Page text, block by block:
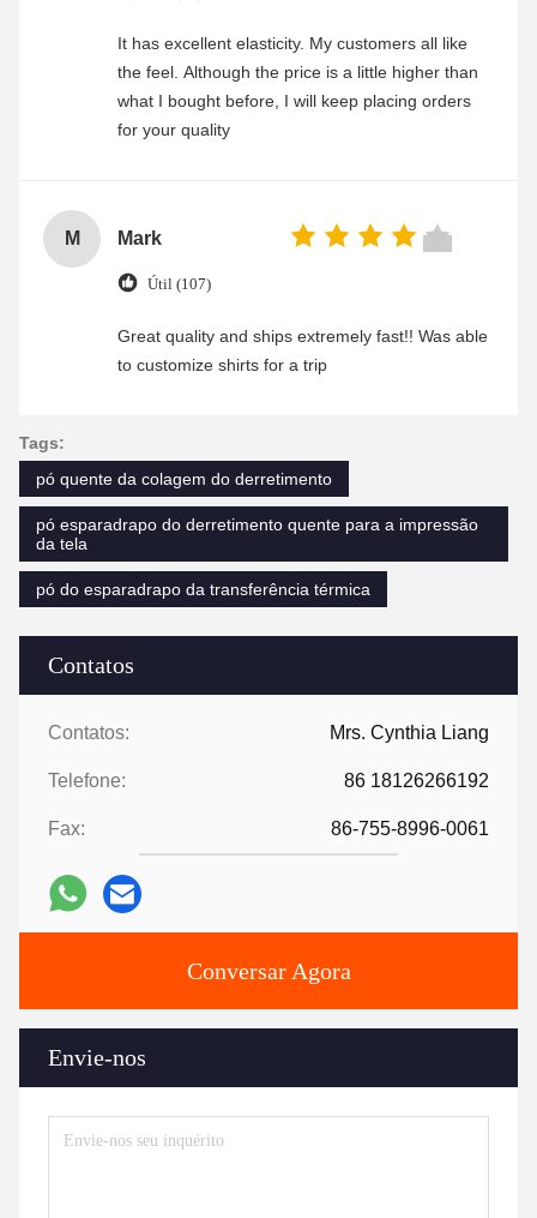
Contatos
Contatos: Mrs. Cynthia Liang
Telefone: 86 18126266192
Fax: 86-755-8996-0061
Conversar Agora
Envie-nos
It has excellent elasticity. My customers all like
the feel. Although the price is a little higher than
what I bought before, I will keep placing orders
for your quality
M Mark
Útil (107)
Great quality and ships extremely fast!! Was able
to customize shirts for a trip
Tags:
pó quente da colagem do derretimento
pó esparadrapo do derretimento quente para a impressão
da tela
pó do esparadrapo da transferência térmica